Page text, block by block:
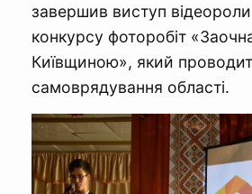
завершив виступ
конкурсу фоторобіт
Київщиною», який
самоврядування області.